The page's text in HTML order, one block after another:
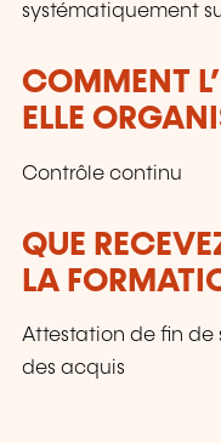
systématiquement
COMMENT
ELLE
Contrôle continu
QUE
LA
Attestation de fin
des acquis